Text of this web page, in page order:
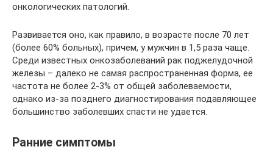
онкологических патологий.
Развивается оно, как правило, в возрасте после 70 лет
(более 60% больных), причем, у мужчин в 1,5 раза чаще.
Среди известных онкозаболеваний рак поджелудочной
железы – далеко не самая распространенная форма, ее
частота не более 2-3% от общей заболеваемости,
однако из-за позднего диагностирования подавляющее
большинство заболевших спасти не удается.
Ранние симптомы